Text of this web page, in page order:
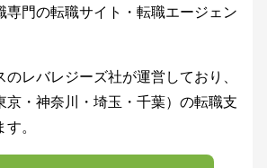
専門の転職サイト・転職エージェン
レバレジーズ社が運営しており、
京・神奈川・埼玉・千葉）の転職支
。